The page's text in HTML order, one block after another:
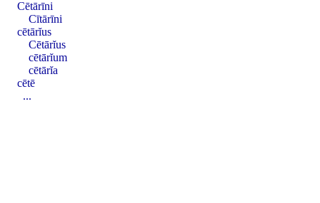
Cētārīni
Cītārīni
cētārĭus
Cētārĭus
cētārĭum
cētārĭa
cētē
...